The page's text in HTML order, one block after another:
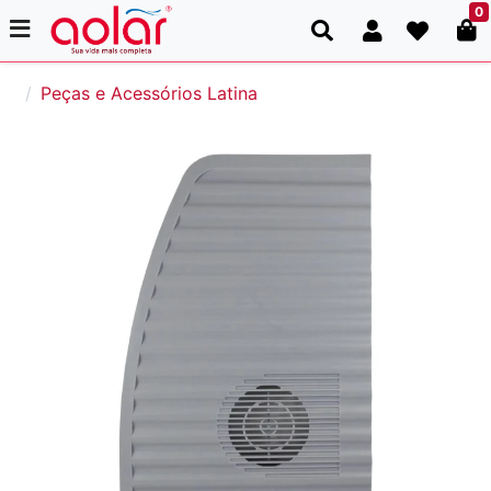
0
Peças e Acessórios Latina